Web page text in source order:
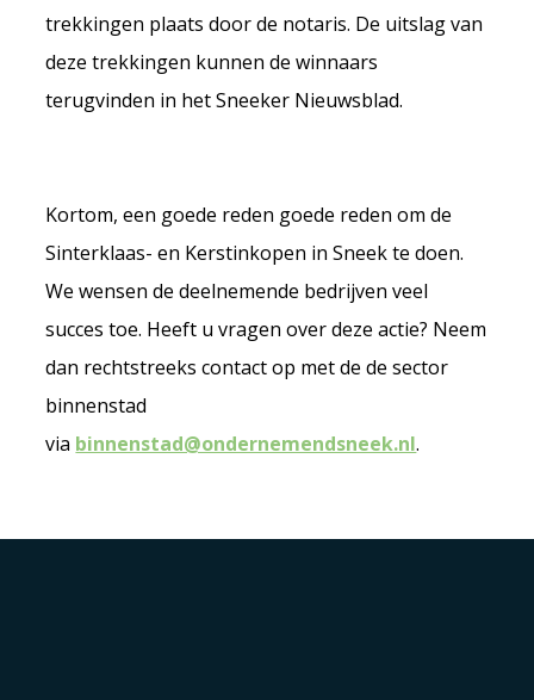
trekkingen plaats door de notaris. De uitslag van
deze trekkingen kunnen de winnaars
terugvinden in het Sneeker Nieuwsblad.
Kortom, een goede reden goede reden om de
Sinterklaas- en Kerstinkopen in Sneek te doen.
We wensen de deelnemende bedrijven veel
succes toe. Heeft u vragen over deze actie? Neem
dan rechtstreeks contact op met de de sector
binnenstad
via binnenstad@ondernemendsneek.nl.